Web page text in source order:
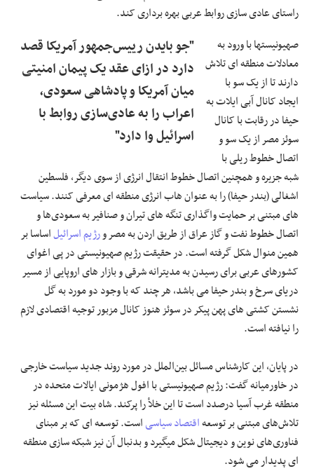
راستای عادی سازی روابط عربی بهره برداری کند.
"جو بایدن رییس‌جمهور آمریکا قصد
دارد در ازای عقد یک پیمان امنیتی
میان آمریکا و پادشاهی سعودی،
اعراب را به عادی‌سازی روابط با
اسرائیل وا دارد"
صهیونیستها با ورود به
معادلات منطقه ای تلاش
دارند تا از یک سو با
ایجاد کانال آبی ایلات به
حیفا در رقابت با کانال
سوئز مصر از یک سو و
اتصال خطوط ریلی با
شبه جزیره و همچنین اتصال خطوط انتقال انرژی از سوی دیگر، فلسطین
اشغالی (بندر حیفا) را به عنوان هاب انرژی منطقه ای معرفی کنند. سیاست
های مبتنی بر حمایت واگذاری تنگه های تیران و صنافیر به سعودی‌ها و
اتصال خطوط نفت و گاز عراق از طریق اردن به مصر ورژیم اسرائیلاساسا بر
همین منوال شکل گرفته است. در حقیقت رژیم صهیونیستی در پی اغوای
کشورهای عربی برای رسیدن به مدیترانه شرقی و بازار های اروپایی از مسیر
دریای سرخ و بندر حیفا می باشد، هر چند که با وجود دو مورد به گل
نشستن کشتی های پهن پیکر در سوئز هنوز کانال مزبور توجیه اقتصادی لازم
را نیافته است.
در پایان، این کارشناس مسائل بین‌الملل در مورد روند جدید سیاست خارجی
در خاورمیانه گفت: رژیم صهیونیستی با افول هژمونی ایالات متحده در
منطقه غرب آسیا درصدد است تا این خلأ را پرکند. شاه بیت این مسئله نیز
تلاش‌های مبتنی بر توسعهاقتصاد سیاسیاست. توسعه ای که بر مبنای
فناوری‌های نوین و دیجیتال شکل میگیرد و بدنبال آن نیز شبکه سازی منطقه
ای پدیدار می شود.